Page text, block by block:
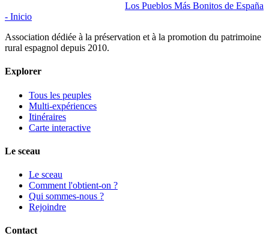
Los Pueblos Más Bonitos de España
- Inicio
Association dédiée à la préservation et à la promotion du patrimoine
rural espagnol depuis 2010.
Explorer
Tous les peuples
Multi-expériences
Itinéraires
Carte interactive
Le sceau
Le sceau
Comment l'obtient-on ?
Qui sommes-nous ?
Rejoindre
Contact